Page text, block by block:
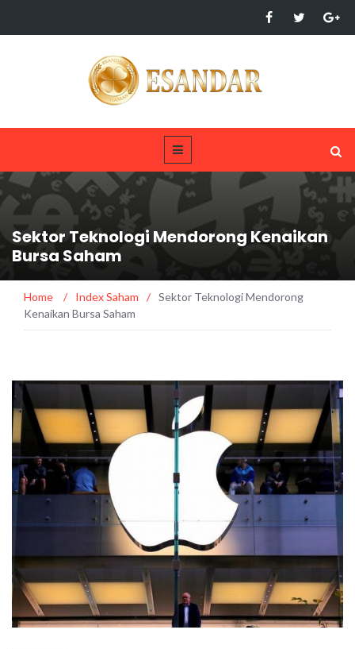
Sektor Teknologi Mendorong Kenaikan
Bursa Saham
Home / Index Saham / Sektor Teknologi Mendorong
Kenaikan Bursa Saham